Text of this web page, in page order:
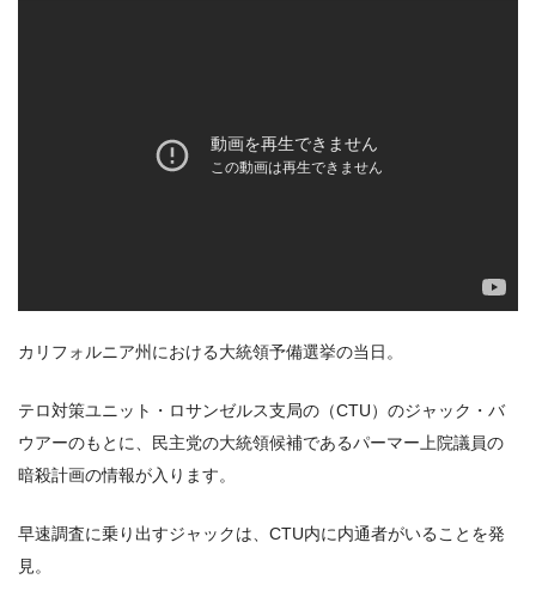
カリフォルニア州における大統領予備選挙の当日。
テロ対策ユニット・ロサンゼルス支局の（CTU）のジャック・バ
ウアーのもとに、民主党の大統領候補であるパーマー上院議員の
暗殺計画の情報が入ります。
早速調査に乗り出すジャックは、CTU内に内通者がいることを発
見。